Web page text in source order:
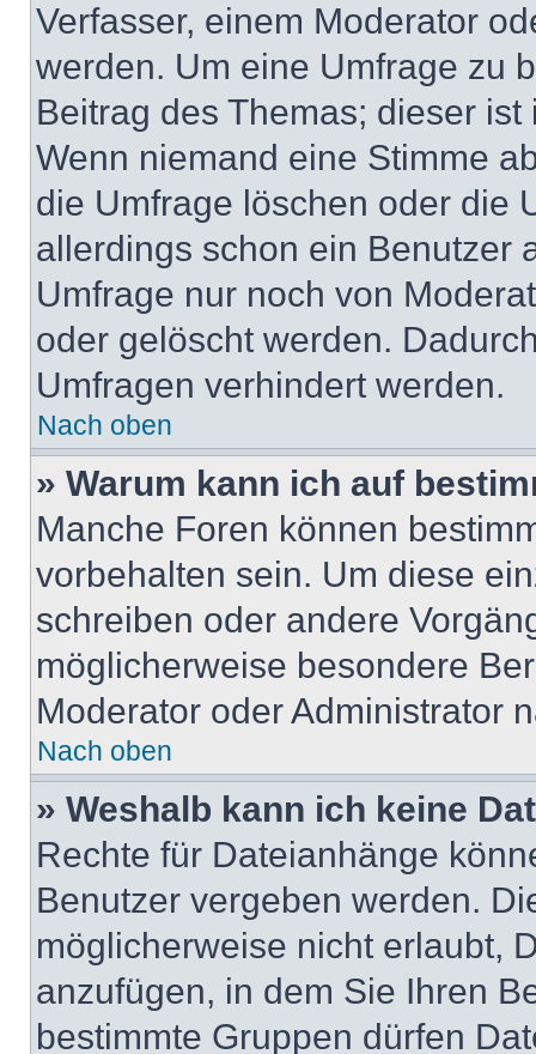
Verfasser, einem Moderator
werden. Um eine Umfrage zu
Beitrag des Themas; dieser
Wenn niemand eine Stimme
die Umfrage löschen oder die
allerdings schon ein Benutzer
Umfrage nur noch von
oder gelöscht werden.
Umfragen verhindert werden.
Nach oben
» Warum kann ich auf
Manche Foren können
vorbehalten sein. Um diese
schreiben oder andere
möglicherweise besondere
Moderator oder Administrator
Nach oben
» Weshalb kann ich keine
Rechte für Dateianhänge
Benutzer vergeben werden.
möglicherweise nicht erlaubt,
anzufügen, in dem Sie Ihren
bestimmte Gruppen dürfen